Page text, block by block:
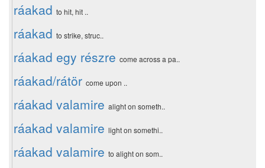
ráakad to hit, hit ..
ráakad to strike, struc..
ráakad egy részre come across a pa..
ráakad/rátör come upon ..
ráakad valamire alight on someth..
ráakad valamire light on somethi..
ráakad valamire to alight on som..